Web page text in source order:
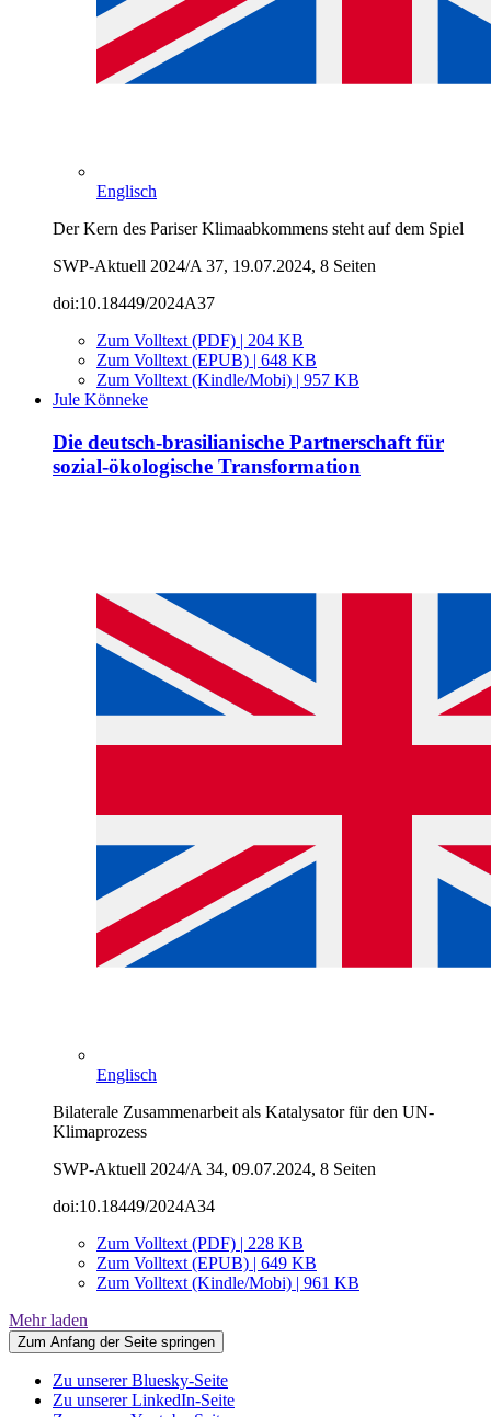
Englisch
Der Kern des Pariser Klimaabkommens steht auf dem Spiel
SWP-Aktuell 2024/A 37, 19.07.2024, 8 Seiten
doi:10.18449/2024A37
Zum Volltext (PDF) | 204 KB
Zum Volltext (EPUB) | 648 KB
Zum Volltext (Kindle/Mobi) | 957 KB
Jule Könneke
Die deutsch-brasilianische Partnerschaft für
sozial-ökologische Transformation
Englisch
Bilaterale Zusammenarbeit als Katalysator für den UN-
Klimaprozess
SWP-Aktuell 2024/A 34, 09.07.2024, 8 Seiten
doi:10.18449/2024A34
Zum Volltext (PDF) | 228 KB
Zum Volltext (EPUB) | 649 KB
Zum Volltext (Kindle/Mobi) | 961 KB
Mehr laden
Zum Anfang der Seite springen
Zu unserer Bluesky-Seite
Zu unserer LinkedIn-Seite